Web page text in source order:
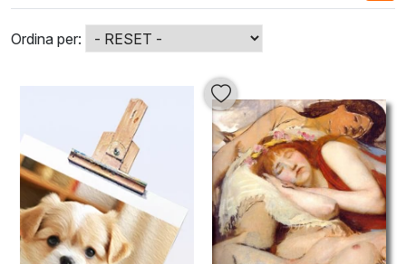
opere ricche di dettagli e colore. Le sue rappresentazioni
della vita nell'antica Roma e nella Grecia classica
trasmettono una sensazione di opulenza e bellezza,
rendendole perfette per gli spazi che desiderano un tocco
di eleganza storica.
Le tecniche artistiche di Alma-Tadema, caratterizzate da
un uso magistrale della luce e della texture, invitano lo
spettatore a esplorare ogni sfumatura delle sue
composizioni. Aggiungere una delle sue opere alla tua
collezione non è solo un investimento artistico, ma anche
un modo per trasformare l'atmosfera della tua casa,
creando un ambiente sofisticato e stimolante.
Ordina per: